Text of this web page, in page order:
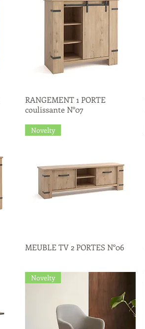
Quick View
RANGEMENT 1 PORTE
coulissante N°07
Quick View
Novelty
MEUBLE TV 2 PORTES N°06
Novelty